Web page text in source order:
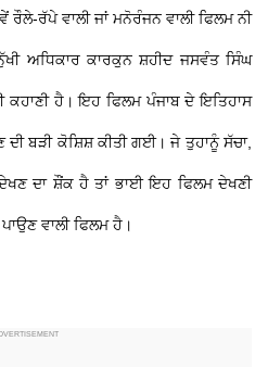
ਰੱਪੇ ਵਾਲੀ ਜਾਂ ਮਨੋਰੰਜਨ ਵਾਲੀ ਫਿਲਮ ਨੀ
ਅਧਿਕਾਰ ਕਾਰਕੁਨ ਸ਼ਹੀਦ ਜਸਵੰਤ ਸਿੰਘ
ਕਹਾਣੀ ਹੈ। ​ਇਹ ਫਿਲਮ ਪੰਜਾਬ ਦੇ ਇਤਿਹਾਸ
ਬੜੀ ਕੋਸ਼ਿਸ਼ ਕੀਤੀ ਗਈ। ਜੇ ਤੁਹਾਨੂੰ ਸੱਚਾ,
ਦਾ ਸ਼ੌਂਕ ਹੈ ਤਾਂ ਭਾਈ ਇਹ ਫਿਲਮ ਦੇਖਣੀ
ਵਾਲੀ ਫਿਲਮ ਹੈ।